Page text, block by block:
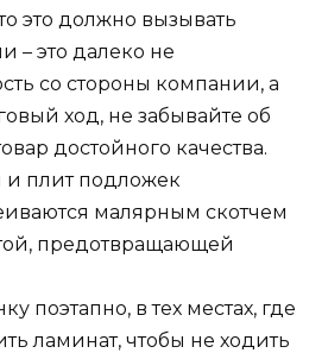
это должно вызывать
– это далеко не
со стороны компании, а
ход, не забывайте об
достойного качества.
и плит подложек
малярным скотчем
предотвращающей
поэтапно, в тех местах, где
ламинат, чтобы не ходить